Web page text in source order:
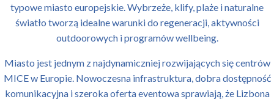
typowe miasto europejskie. Wybrzeże, klify, plaże i naturalne
światło tworzą idealne warunki do regeneracji, aktywności
outdoorowych i programów wellbeing.
Miasto jest jednym z najdynamiczniej rozwijających się centrów
MICE w Europie. Nowoczesna infrastruktura, dobra dostępność
komunikacyjna i szeroka oferta eventowa sprawiają, że Lizbona